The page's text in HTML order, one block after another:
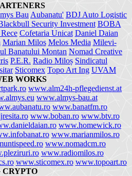
Bau Aubanatu' BDJ Auto Logistic
Security Investment BOBA
Cofetaria Unicat Daniel Daian
Marian Milos Melos Media Milevi-
Banatului Montan Nomad Creative
P.E.R. Radio Miloș Sindicatul
Sticomex Topo Art Ing UVAM
WORKS
www.alm24h-pflegedienst.at
www.almys-bau.at
www.banatfm.ro
www.boban.ro www.btv.ro
www.homewick.ro
www.marianmilos.ro
www.nomadcm.ro
www.radiomilos.ro
www.sticomex.ro www.topoart.ro
CRYPTO